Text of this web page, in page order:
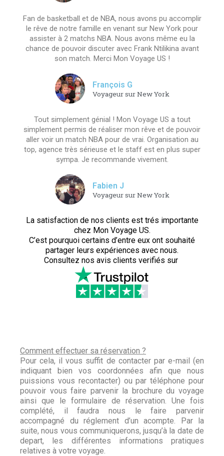
Fan de basketball et de NBA, nous avons pu accomplir
le rêve de notre famille en venant sur New York pour
assister à 2 matchs NBA. Nous avons même eu la
chance de pouvoir discuter avec Frank Ntilikina avant
son match. Merci Mon Voyage US !
François G
Voyageur sur New York
Tout simplement génial ! Mon Voyage US a tout
simplement permis de réaliser mon rêve et de pouvoir
aller voir un match NBA pour de vrai. Organisation au
top, agence très sérieuse et le staff est en plus super
sympa. Je recommande vivement.
Fabien J
Voyageur sur New York
La satisfaction de nos clients est trés importante
chez Mon Voyage US.
C’est pourquoi certains d’entre eux ont souhaité
partager leurs expériences avec nous.
Consultez nos avis clients verifiés sur
Comment effectuer sa réservation ?
Pour cela, il vous suffit de contacter par e-mail (en
indiquant bien vos coordonnées afin que nous
puissions vous recontacter) ou par téléphone pour
pouvoir vous faire parvenir la brochure du voyage
ainsi que le formulaire de réservation. Une fois
complété, il faudra nous le faire parvenir
accompagné du réglement d’un acompte. Par la
suite, nous vous communiquerons, jusqu’à la date de
depart, les différentes informations pratiques
relatives à votre voyage.